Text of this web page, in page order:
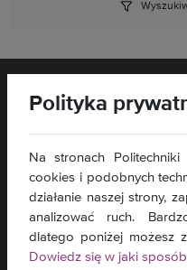
Filia w Wałbrzychu
ul. Armii Krajowej 78
58-302 Wałbrzych
Mapa serwisu »
Polityka
Na stronach Politechniki
cookies i podobnych
działanie naszej strony,
analizować ruch.
dlatego poniżej możesz
Dowiedz się w jaki